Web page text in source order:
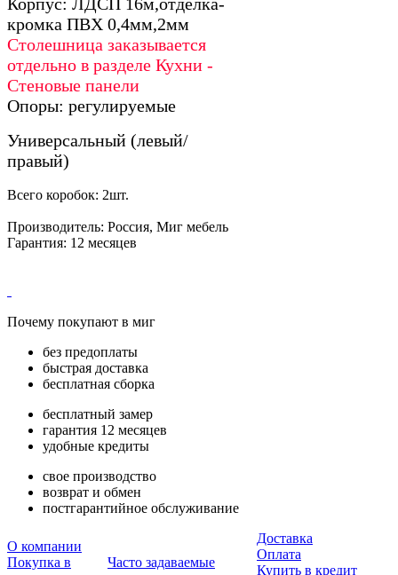
кромка ПВХ 0,4мм,2мм
Столешница заказывается
отдельно в разделе Кухни -
Стеновые панели
Опоры: регулируемые
Универсальный (левый/
правый)
Всего коробок: 2шт.
Производитель: Россия, Миг мебель
Гарантия: 12 месяцев
Почему покупают в миг
без предоплаты
быстрая доставка
бесплатная сборка
бесплатный замер
гарантия 12 месяцев
удобные кредиты
свое производство
возврат и обмен
постгарантийное обслуживание
О компании
Покупка в
Часто задаваемые
Доставка
Оплата
Купить в кредит